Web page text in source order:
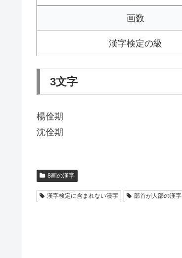
画数
漢字検定の級
3文字
楊佺期
沈佺期
8画の漢字
漢字検定に含まれない漢字 部首が人部の漢字